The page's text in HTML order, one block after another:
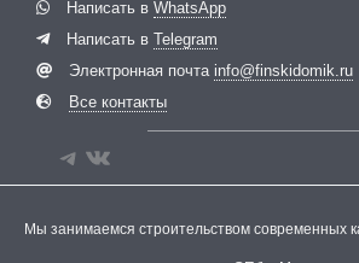
Написать в WhatsApp
Написать в Telegram
Электронная почта info@finskidomik.ru
Все контакты
Мы занимаемся строительством современных